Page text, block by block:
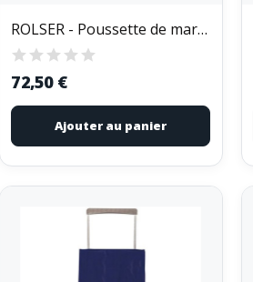
ROLSER - Poussette de marché 2 roues 32 L...
72,50 €
Ajouter au panier